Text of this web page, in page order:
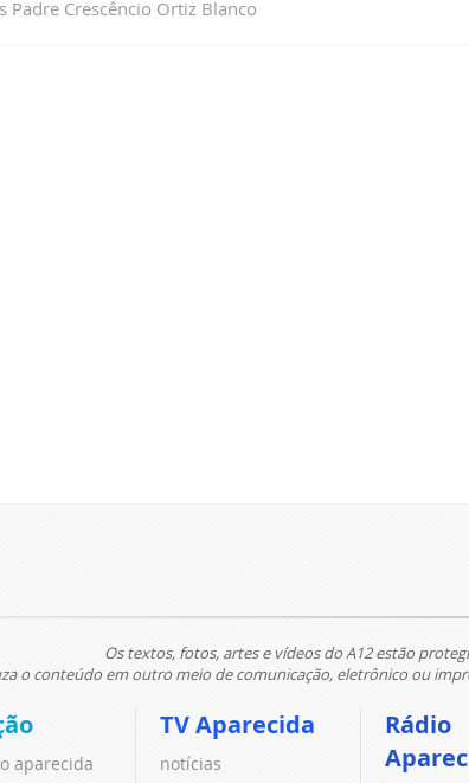
Padre Crescêncio Ortiz Blanco
Os textos, fotos, artes e vídeos do A12 estão
o conteúdo em outro meio de comunicação, eletrônico ou
aparecida
TV Aparecida
notícias
Rádio